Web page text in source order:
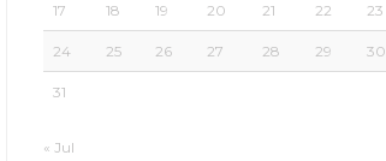
17 18 19 20 21 22 23
24 25 26 27 28 29 30
31
« Jul